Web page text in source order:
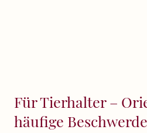
Für Tierhalter –
häufige